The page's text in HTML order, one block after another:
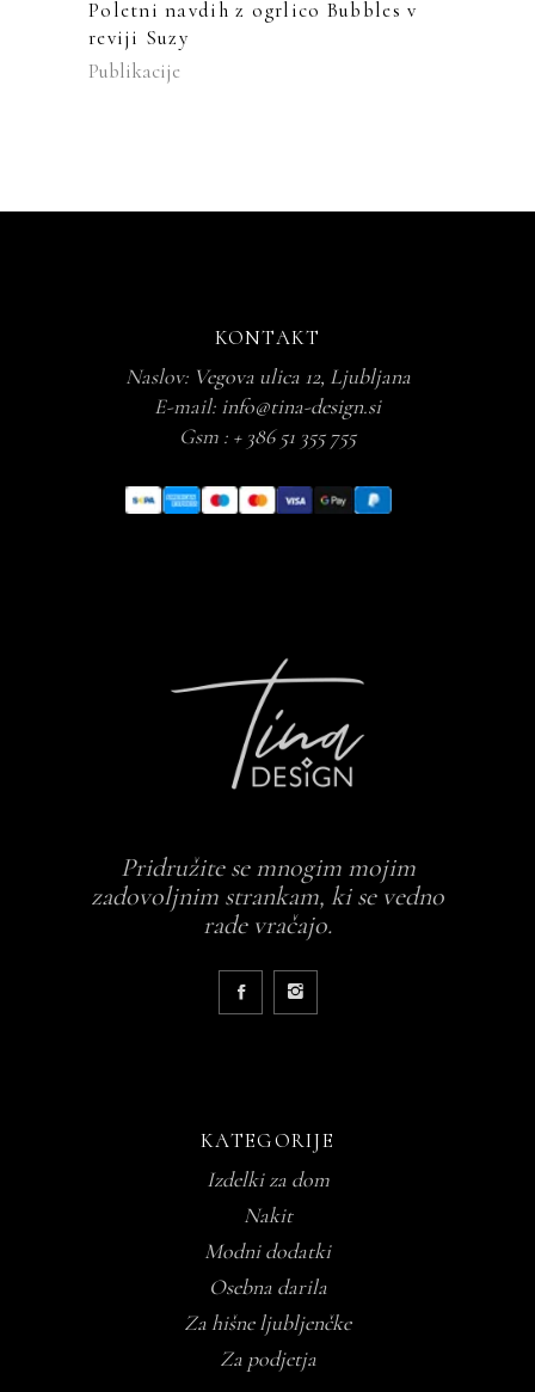
Poletni navdih z ogrlico Bubbles v
reviji Suzy
Publikacije
KONTAKT
Naslov: Vegova ulica 12, Ljubljana
E-mail: info@tina-design.si
Gsm : + 386 51 355 755
Pridružite se mnogim mojim
zadovoljnim strankam, ki se vedno
rade vračajo.
KATEGORIJE
Izdelki za dom
Nakit
Modni dodatki
Osebna darila
Za hišne ljubljenčke
Za podjetja